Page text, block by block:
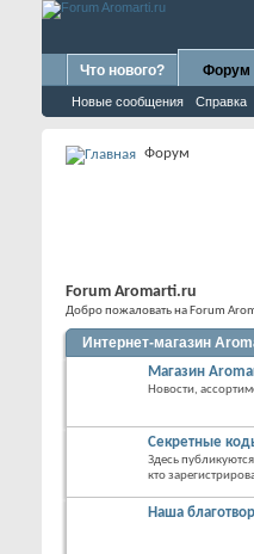
Что нового? Форум
Новые сообщения Справка
Форум
Forum Aromarti.ru
Добро пожаловать на Forum
Интернет-магазин
Магазин
Новости,
Секретные
Здесь
кто
Наша